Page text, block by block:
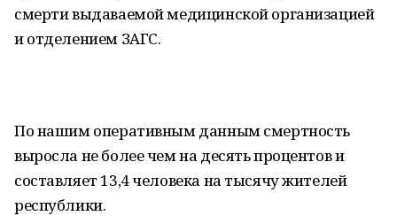
смерти выдаваемой медицинской организацией
и отделением ЗАГС.
По нашим оперативным данным смертность
выросла не более чем на десять процентов и
составляет 13,4 человека на тысячу жителей
республики.